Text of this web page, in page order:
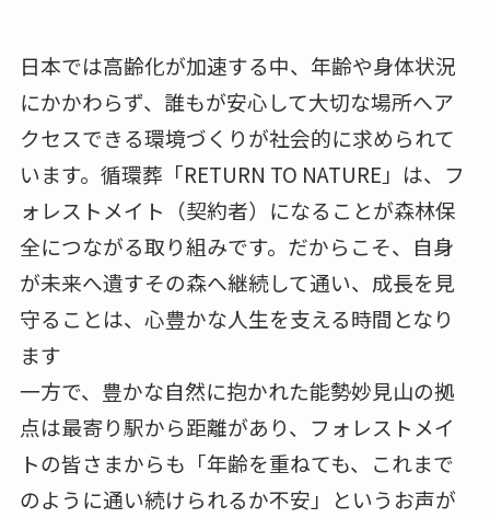
日本では高齢化が加速する中、年齢や身体状況
にかかわらず、誰もが安心して大切な場所へア
クセスできる環境づくりが社会的に求められて
います。循環葬「RETURN TO NATURE」は、フ
ォレストメイト（契約者）になることが森林保
全につながる取り組みです。だからこそ、自身
が未来へ遺すその森へ継続して通い、成長を見
守ることは、心豊かな人生を支える時間となり
ます
一方で、豊かな自然に抱かれた能勢妙見山の拠
点は最寄り駅から距離があり、フォレストメイ
トの皆さまからも「年齢を重ねても、これまで
のように通い続けられるか不安」というお声が